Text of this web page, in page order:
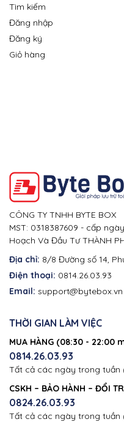
Tìm kiếm
Đăng nhập
Đăng ký
Giỏ hàng
CÔNG TY TNHH BYTE BOX
MST: 0318387609 - cấp
Hoạch Và Đầu Tư THÀNH
Địa chỉ: 8/8 Đường số 14,
Điện thoại: 0814.26.03.93
Email: support@bytebox.vn
THỜI GIAN LÀM VIỆC
MUA HÀNG (08:30 - 22:00
0814.26.03.93
Tất cả các ngày trong tuần
CSKH – BẢO HÀNH – ĐỔI
0824.26.03.93
Tất cả các ngày trong tuần